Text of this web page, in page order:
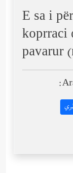
E sa i
koprraci
pavarur